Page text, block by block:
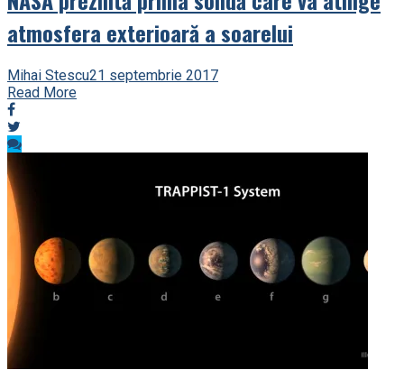
atmosfera exterioară a soarelui
Mihai Stescu21 septembrie 2017
Read More